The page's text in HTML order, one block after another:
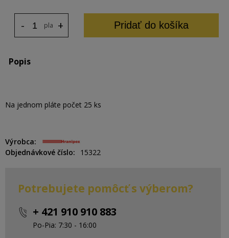
plat +
- Pridať do košíka
Popis
Na jednom pláte počet 25 ks
Výrobca
Objednávkové číslo
15322
Potrebujete pomôcť s výberom?
+ 421 910 910 883
Po-Pia: 7:30 - 16:00